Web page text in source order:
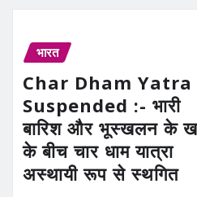
भारत
Char Dham Yatra
Suspended :- भारी
बारिश और भूस्खलन के
के बीच चार धाम यात्रा
अस्थायी रूप से स्थगित